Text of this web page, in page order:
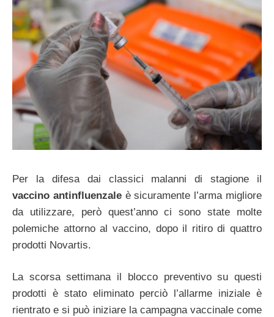
Per la difesa dai classici malanni di stagione il
vaccino antinfluenzaleè sicuramente l’arma migliore
da utilizzare, però quest’anno ci sono state molte
polemiche attorno al vaccino, dopo il ritiro di quattro
prodotti Novartis.
La scorsa settimana il blocco preventivo su questi
prodotti è stato eliminato perciò l’allarme iniziale è
rientrato e si può iniziare la campagna vaccinale come